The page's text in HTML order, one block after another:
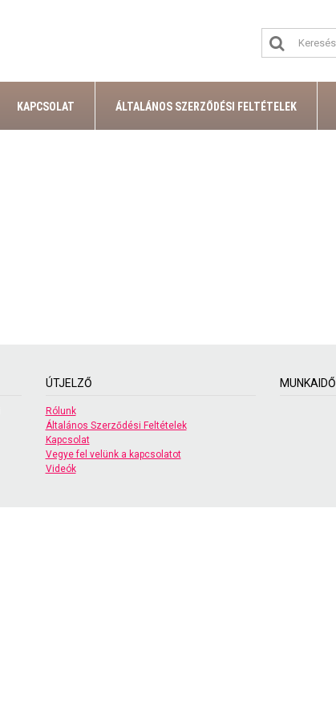
KAPCSOLAT ÁLTALÁNOS SZERZŐDÉSI FELTÉTELEK
ÚTJELZŐ
Rólunk
Általános Szerződési Feltételek
Kapcsolat
Vegye fel velünk a kapcsolatot
Videók
MUNKAIDŐ